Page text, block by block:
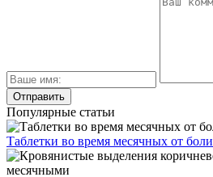
Популярные статьи
Таблетки во время месячных от боли